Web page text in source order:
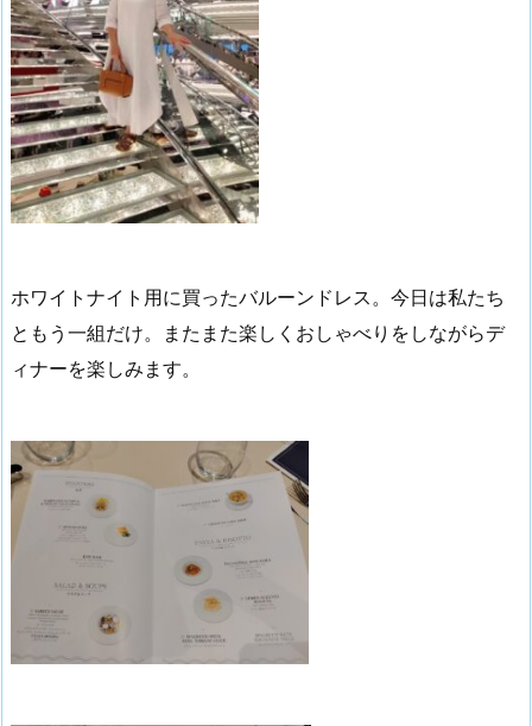
ホワイトナイト用に買ったバルーンドレス。今日は私たち
ともう一組だけ。またまた楽しくおしゃべりをしながらデ
ィナーを楽しみます。